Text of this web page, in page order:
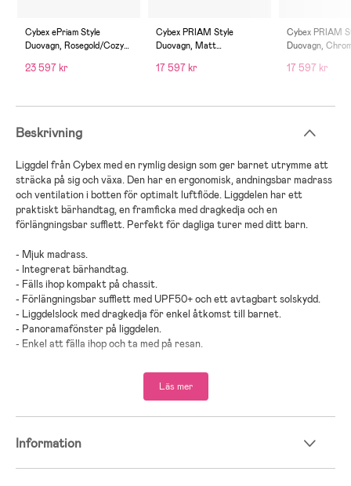
Cybex ePriam Style
Duovagn, Rosegold/Cozy
23 597 kr
Cybex PRIAM Style
Duovagn, Matt
17 597 kr
Cybex PRIAM
Duovagn,
17 597 kr
Beskrivning
Liggdel från Cybex med en rymlig design som ger barnet utrymme att
sträcka på sig och växa. Den har en ergonomisk, andningsbar madrass
och ventilation i botten för optimalt luftflöde. Liggdelen har ett
praktiskt bärhandtag, en framficka med dragkedja och en
förlängningsbar sufflett. Perfekt för dagliga turer med ditt barn.
- Mjuk madrass.
- Integrerat bärhandtag.
- Fälls ihop kompakt på chassit.
- Förlängningsbar sufflett med UPF50+ och ett avtagbart solskydd.
- Liggdelslock med dragkedja för enkel åtkomst till barnet.
- Panoramafönster på liggdelen.
- Enkel att fälla ihop och ta med på resan.
- Rekommenderad ålder: Från nyfödd.
- Denna produkt kan användas som handbagage hos många flygbolag.
storlekar kan variera.
Läs mer
Information